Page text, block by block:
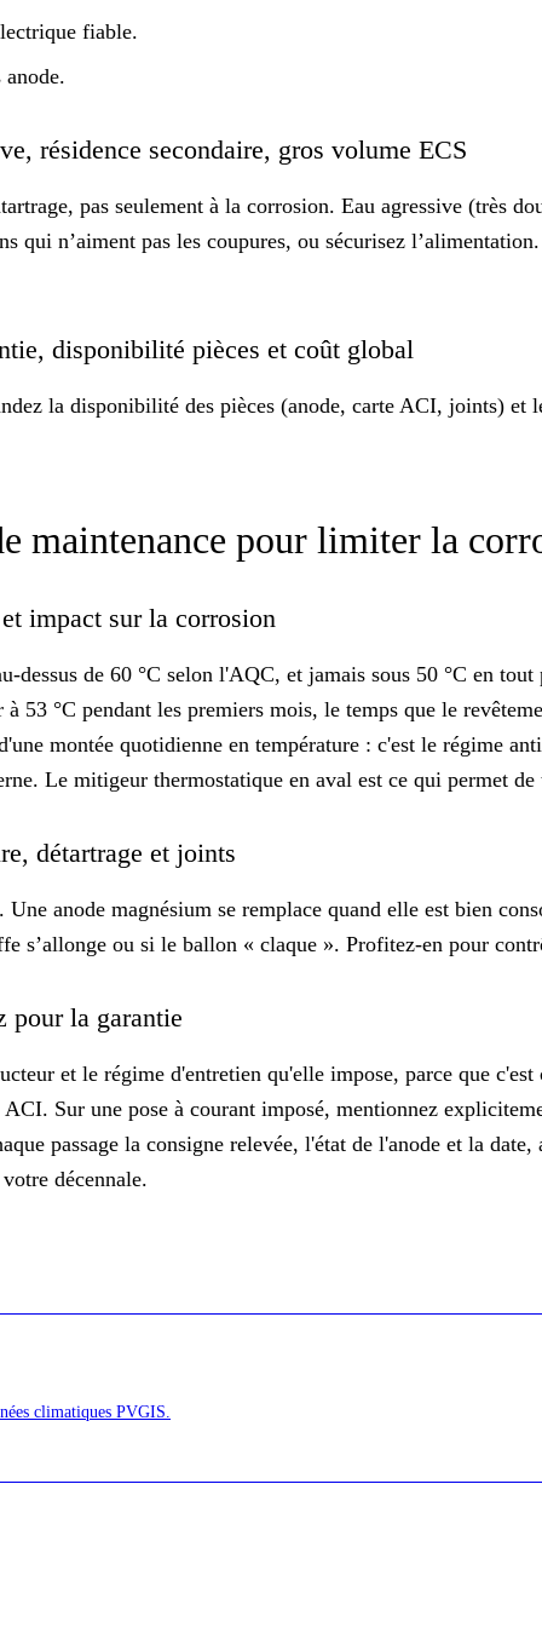
fiable.
résidence secondaire, gros volume ECS
pas seulement à la corrosion. Eau agressive (très
qui n’aiment pas les coupures, ou sécurisez
disponibilité pièces et coût global
la disponibilité des pièces (anode, carte ACI, joints)
maintenance pour limiter la
impact sur la corrosion
dessus de 60 °C selon l'AQC, et jamais sous 50 °C en
53 °C pendant les premiers mois, le temps que le
montée quotidienne en température : c'est le régime
. Le mitigeur thermostatique en aval est ce qui permet
détartrage et joints
anode magnésium se remplace quand elle est bien
s’allonge ou si le ballon « claque ». Profitez-en pour
pour la garantie
et le régime d'entretien qu'elle impose, parce que
Sur une pose à courant imposé, mentionnez
passage la consigne relevée, l'état de l'anode et la
décennale.
climatiques PVGIS.